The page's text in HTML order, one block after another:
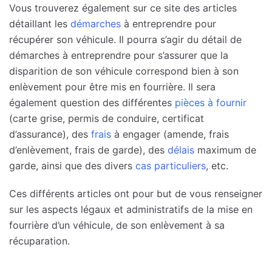
Vous trouverez également sur ce site des articles
détaillant les démarches à entreprendre pour
récupérer son véhicule. Il pourra s’agir du détail de
démarches à entreprendre pour s’assurer que la
disparition de son véhicule correspond bien à son
enlèvement pour être mis en fourrière. Il sera
également question des différentes pièces à fournir
(carte grise, permis de conduire, certificat
d’assurance), des frais à engager (amende, frais
d’enlèvement, frais de garde), des délais maximum de
garde, ainsi que des divers cas particuliers, etc.
Ces différents articles ont pour but de vous renseigner
sur les aspects légaux et administratifs de la mise en
fourrière d’un véhicule, de son enlèvement à sa
récuparation.